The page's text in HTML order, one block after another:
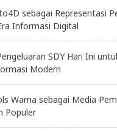
sebagai Representasi
Informasi Digital
SDY Hari Ini
Modern
Warna sebagai Media
Populer